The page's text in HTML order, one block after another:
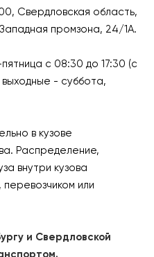
Свердловская область,
промзона, 24/1А.
с 08:30 до 17:30 (с
- суббота,
в кузове
Распределение,
внутри кузова
или
и Свердловской